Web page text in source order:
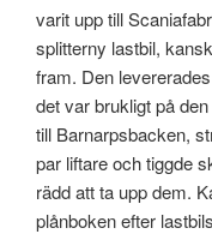
varit upp till
splitterny lastbil,
fram. Den
det var brukligt på
till Barnarpsbacken,
par liftare och tiggde
rädd att ta upp dem.
plånboken efter